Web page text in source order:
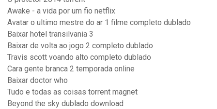
Awake - a vida por um fio netflix
Avatar o ultimo mestre do ar 1 filme completo dublado
Baixar hotel transilvania 3
Baixar de volta ao jogo 2 completo dublado
Travis scott voando alto completo dublado
Cara gente branca 2 temporada online
Baixar doctor who
Tudo e todas as coisas torrent magnet
Beyond the sky dublado download